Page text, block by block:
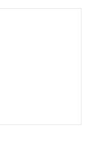
ンキングTOP5